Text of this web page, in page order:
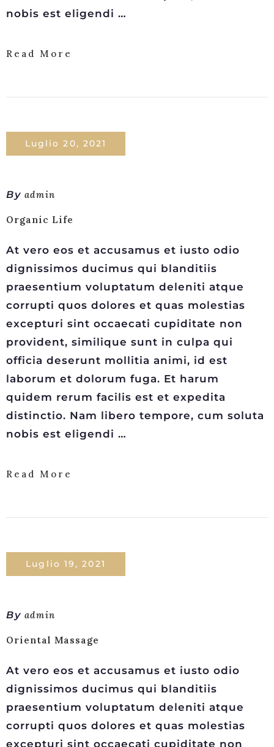
nobis est eligendi …
Read More
Luglio 20, 2021
By admin
Organic Life
At vero eos et accusamus et iusto odio
dignissimos ducimus qui blanditiis
praesentium voluptatum deleniti atque
corrupti quos dolores et quas molestias
excepturi sint occaecati cupiditate non
provident, similique sunt in culpa qui
officia deserunt mollitia animi, id est
laborum et dolorum fuga. Et harum
quidem rerum facilis est et expedita
distinctio. Nam libero tempore, cum soluta
nobis est eligendi …
Read More
Luglio 19, 2021
By admin
Oriental Massage
At vero eos et accusamus et iusto odio
dignissimos ducimus qui blanditiis
praesentium voluptatum deleniti atque
corrupti quos dolores et quas molestias
excepturi sint occaecati cupiditate non